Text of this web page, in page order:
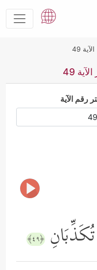
الآية 49
49
رقم الآية
﴿٤٩﴾